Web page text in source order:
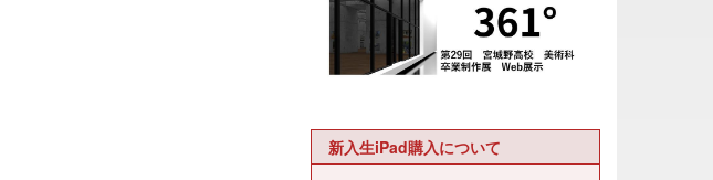
新入生iPad購入について